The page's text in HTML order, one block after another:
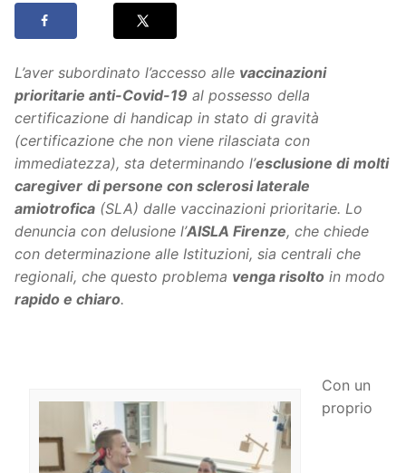
L’aver subordinato l’accesso alle vaccinazioni
prioritarie anti-Covid-19 al possesso della
certificazione di handicap in stato di gravità
(certificazione che non viene rilasciata con
immediatezza), sta determinando l’esclusione di molti
caregiver di persone con sclerosi laterale
amiotrofica (SLA) dalle vaccinazioni prioritarie. Lo
denuncia con delusione l’AISLA Firenze, che chiede
con determinazione alle Istituzioni, sia centrali che
regionali, che questo problema venga risolto in modo
rapido e chiaro.
Con un
proprio